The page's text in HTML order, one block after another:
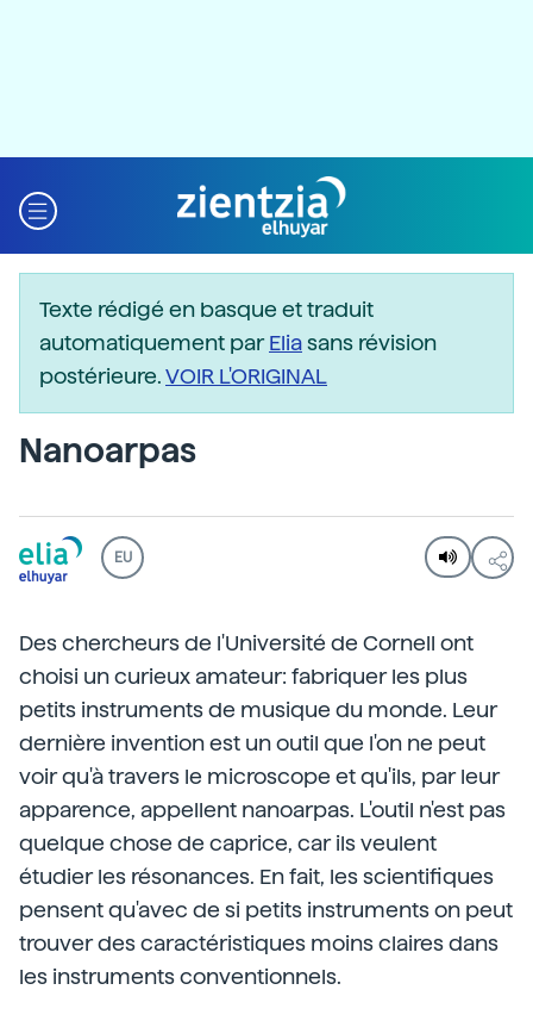
Texte rédigé en basque et traduit
automatiquement parEliasans révision
postérieure.VOIR L'ORIGINAL
Nanoarpas
EU
Des chercheurs de l'Université de Cornell ont
choisi un curieux amateur: fabriquer les plus
petits instruments de musique du monde. Leur
dernière invention est un outil que l'on ne peut
voir qu'à travers le microscope et qu'ils, par leur
apparence, appellent nanoarpas. L'outil n'est pas
quelque chose de caprice, car ils veulent
étudier les résonances. En fait, les scientifiques
pensent qu'avec de si petits instruments on peut
trouver des caractéristiques moins claires dans
les instruments conventionnels.